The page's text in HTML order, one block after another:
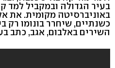
בעיר הגדולה ובמקביל למד
באוניברסיטה מקומית. את
השירים באלבום, אגב, כתב